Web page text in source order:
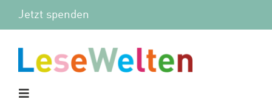
Zum
Jetzt spenden
Toggle